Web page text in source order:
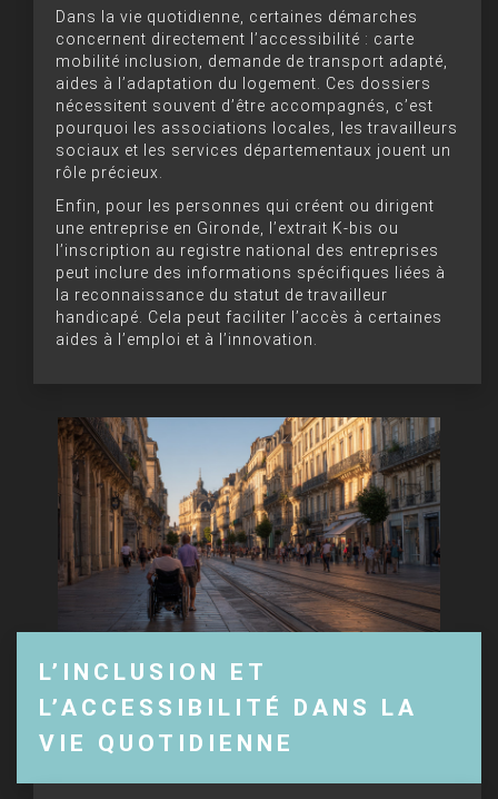
Dans la vie quotidienne, certaines démarches
concernent directement l’accessibilité : carte
mobilité inclusion, demande de transport adapté,
aides à l’adaptation du logement. Ces dossiers
nécessitent souvent d’être accompagnés, c’est
pourquoi les associations locales, les travailleurs
sociaux et les services départementaux jouent un
rôle précieux.
Enfin, pour les personnes qui créent ou dirigent
une entreprise en Gironde, l’extrait K-bis ou
l’inscription au registre national des entreprises
peut inclure des informations spécifiques liées à
la reconnaissance du statut de travailleur
handicapé. Cela peut faciliter l’accès à certaines
aides à l’emploi et à l’innovation.
L’INCLUSION ET
L’ACCESSIBILITÉ DANS LA
VIE QUOTIDIENNE